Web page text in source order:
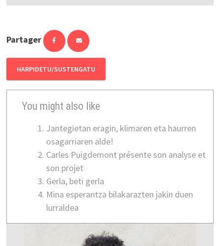
Partager
HARPIDETU/SUSTENGATU
You might also like
Jantegietan eragin, klimaren eta haurren
osagarriaren alde!
Carles Puigdemont présente son analyse et
son projet
Gerla, beti gerla
Mina esperantza bilakarazten jakin duen
lurraldea